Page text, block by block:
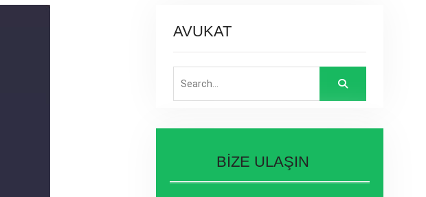
AVUKAT
for:
BİZE ULAŞIN